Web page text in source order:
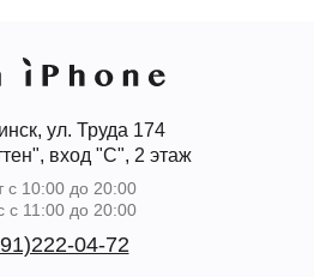
ул. Труда 174
вход "С", 2 этаж
с 10:00 до 20:00
с 11:00 до 20:00
04-72